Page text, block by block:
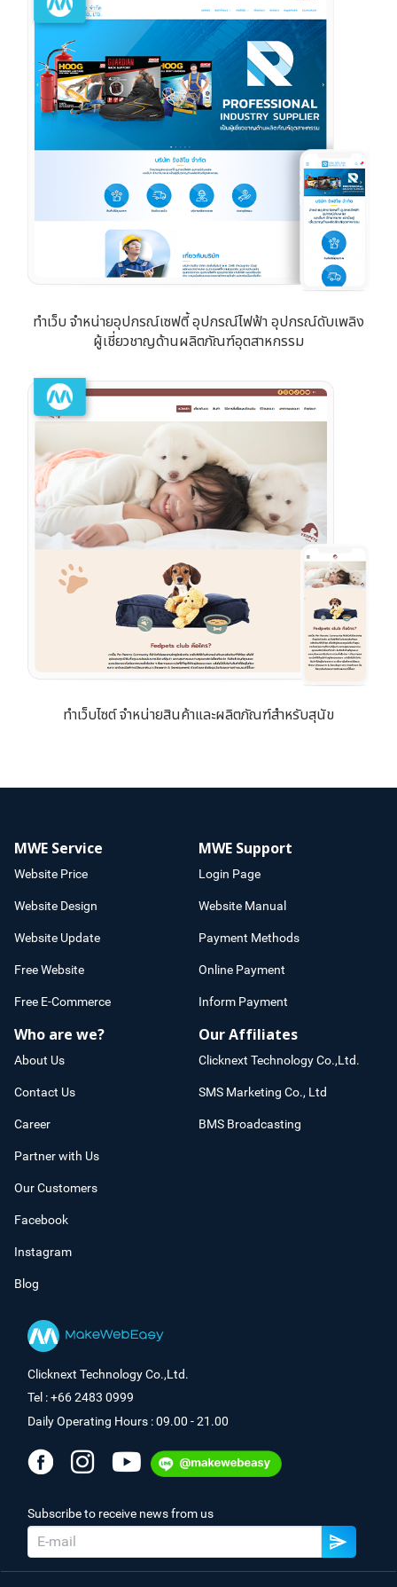
ทำเว็บ จำหน่ายอุปกรณ์เซฟตี้ อุปกรณ์ไฟฟ้า อุปกรณ์ดับเพลิง
ผู้เชี่ยวชาญด้านผลิตภัณฑ์อุตสาหกรรม
ทำเว็บไซต์ จำหน่ายสินค้าและผลิตภัณฑ์สำหรับสุนัข
MWE Service
Website Price
Website Design
Website Update
Free Website
Free E-Commerce
MWE Support
Login Page
Website Manual
Payment Methods
Online Payment
Inform Payment
Who are we?
About Us
Contact Us
Career
Partner with Us
Our Customers
Facebook
Instagram
Blog
Our Affiliates
Clicknext Technology Co.,Ltd.
SMS Marketing Co., Ltd
BMS Broadcasting
Clicknext Technology Co.,Ltd.
Tel : +66 2483 0999
Daily Operating Hours : 09.00 - 21.00
Subscribe to receive news from us